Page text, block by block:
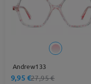
Andrew133
9,95 €27,95 €